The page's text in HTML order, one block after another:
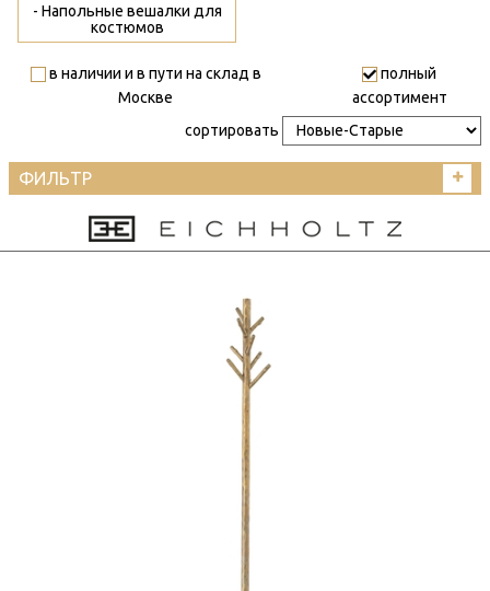
- Напольные вешалки для
костюмов
в наличии и в пути на склад в
Москве
полный
ассортимент
сортировать
ФИЛЬТР